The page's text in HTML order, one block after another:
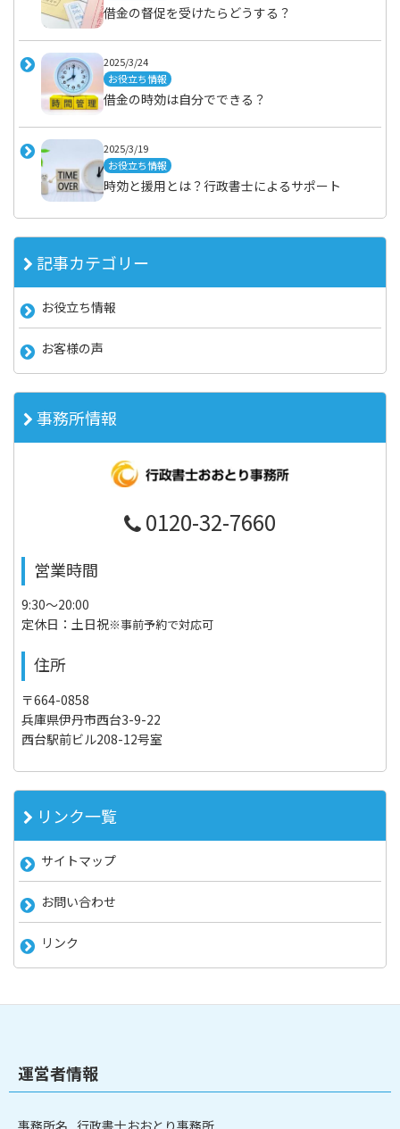
借金の督促を受けたらどうする？
2025/3/24
お役立ち情報
借金の時効は自分でできる？
2025/3/19
お役立ち情報
時効と援用とは？行政書士によるサポート
記事カテゴリー
お役立ち情報
お客様の声
事務所情報
0120-32-7660
営業時間
9:30～20:00
定休日：土日祝※事前予約で対応可
住所
〒664-0858
兵庫県伊丹市西台3-9-22
西台駅前ビル208-12号室
リンク一覧
サイトマップ
お問い合わせ
リンク
運営者情報
事務所名 行政書士おおとり事務所